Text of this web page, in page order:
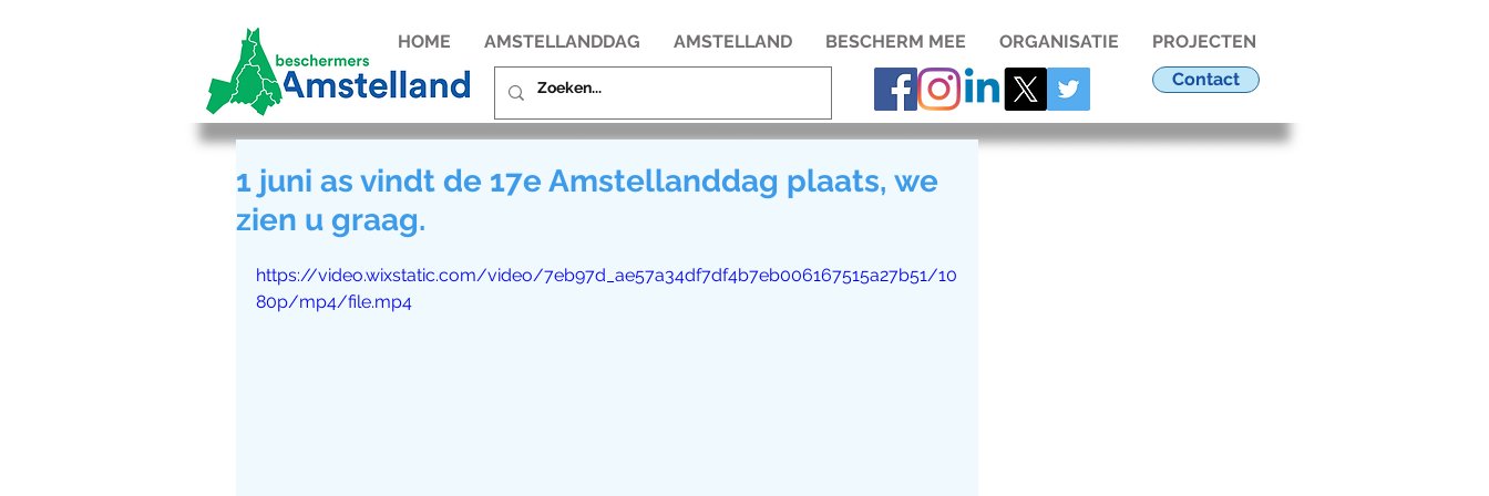
HOME AMSTELLANDDAG AMSTELLAND BESCHERM MEE ORGANISATIE
PROJECTEN
Contact
1 juni as vindt de 17e Amstellanddag plaats, we
zien u graag.
https://video.wixstatic.com/video/7eb97d_ae57a34df7df4b7eb006167515a27b51/10
80p/mp4/file.mp4